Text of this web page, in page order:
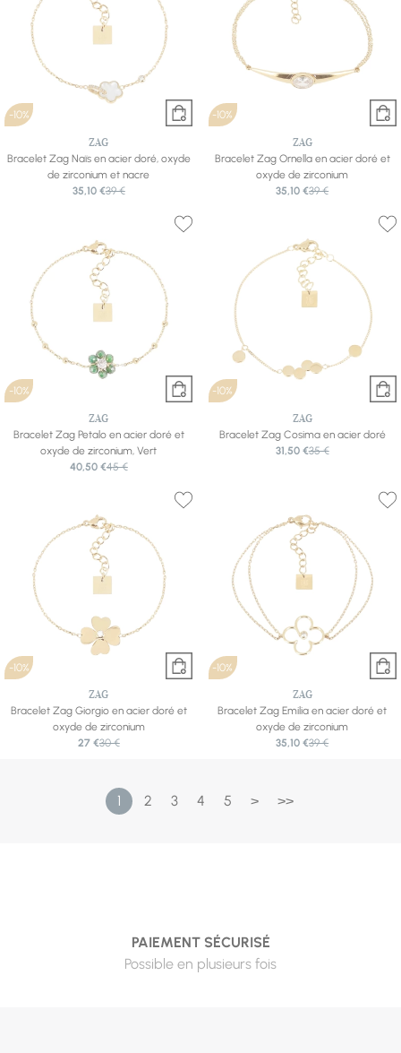
-10%
ZAG
Bracelet Zag Naïs en acier doré, oxyde
de zirconium et nacre
35,10 €39 €
-10%
ZAG
Bracelet Zag Ornella en acier doré et
oxyde de zirconium
35,10 €39 €
-10%
ZAG
Bracelet Zag Petalo en acier doré et
oxyde de zirconium, Vert
40,50 €45 €
-10%
ZAG
Bracelet Zag Cosima en acier doré
31,50 €35 €
-10%
ZAG
Bracelet Zag Giorgio en acier doré et
oxyde de zirconium
27 €30 €
-10%
ZAG
Bracelet Zag Emilia en acier doré et
oxyde de zirconium
35,10 €39 €
1 2 3 4 5 > >>
PAIEMENT SÉCURISÉ
Possible en plusieurs fois